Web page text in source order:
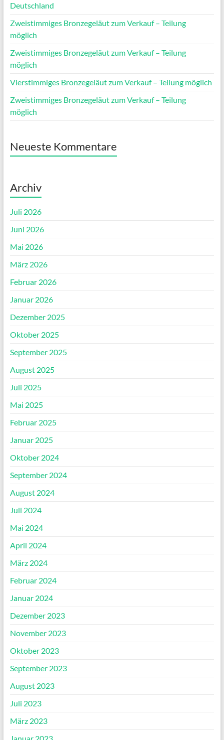
Deutschland
Zweistimmiges Bronzegeläut zum Verkauf – Teilung
möglich
Zweistimmiges Bronzegeläut zum Verkauf – Teilung
möglich
Vierstimmiges Bronzegeläut zum Verkauf – Teilung möglich
Zweistimmiges Bronzegeläut zum Verkauf – Teilung
möglich
Neueste Kommentare
Archiv
Juli 2026
Juni 2026
Mai 2026
März 2026
Februar 2026
Januar 2026
Dezember 2025
Oktober 2025
September 2025
August 2025
Juli 2025
Mai 2025
Februar 2025
Januar 2025
Oktober 2024
September 2024
August 2024
Juli 2024
Mai 2024
April 2024
März 2024
Februar 2024
Januar 2024
Dezember 2023
November 2023
Oktober 2023
September 2023
August 2023
Juli 2023
März 2023